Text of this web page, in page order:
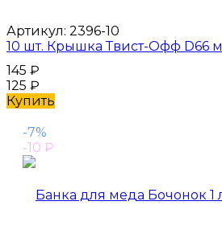
Артикул: 2396-10
10 шт. Крышка Твист-Офф D66
145 ₽
125 ₽
Купить
-7%
-10 ₽